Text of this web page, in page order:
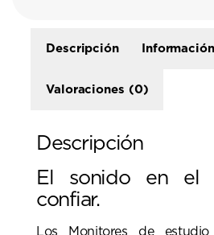
Descripción
Valoraciones (0)
Descripción
El sonido en el
confiar.
Los Monitores de